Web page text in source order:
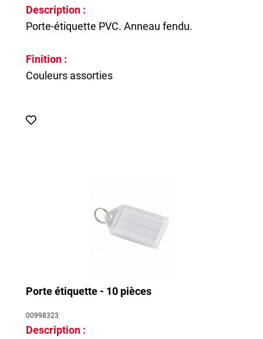
Description :
Porte-étiquette PVC. Anneau fendu.
Finition :
Couleurs assorties
Porte étiquette - 10 pièces
00998323
Description :